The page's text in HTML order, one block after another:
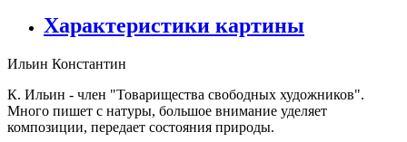
Характеристики картины
Ильин Константин
К. Ильин - член "Товарищества свободных художников".
Много пишет с натуры, большое внимание уделяет
композиции, передает состояния природы.